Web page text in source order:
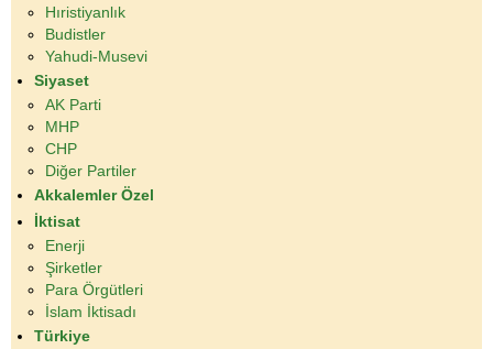
Hıristiyanlık
Budistler
Yahudi-Musevi
Siyaset
AK Parti
MHP
CHP
Diğer Partiler
Akkalemler Özel
İktisat
Enerji
Şirketler
Para Örgütleri
İslam İktisadı
Türkiye